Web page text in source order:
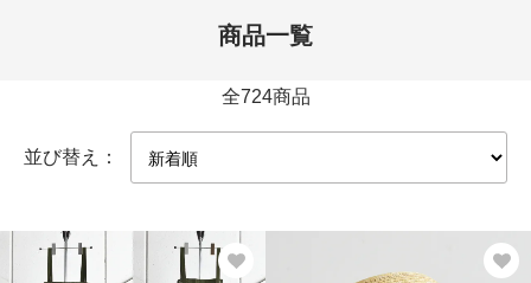
商品一覧
全724商品
並び替え：